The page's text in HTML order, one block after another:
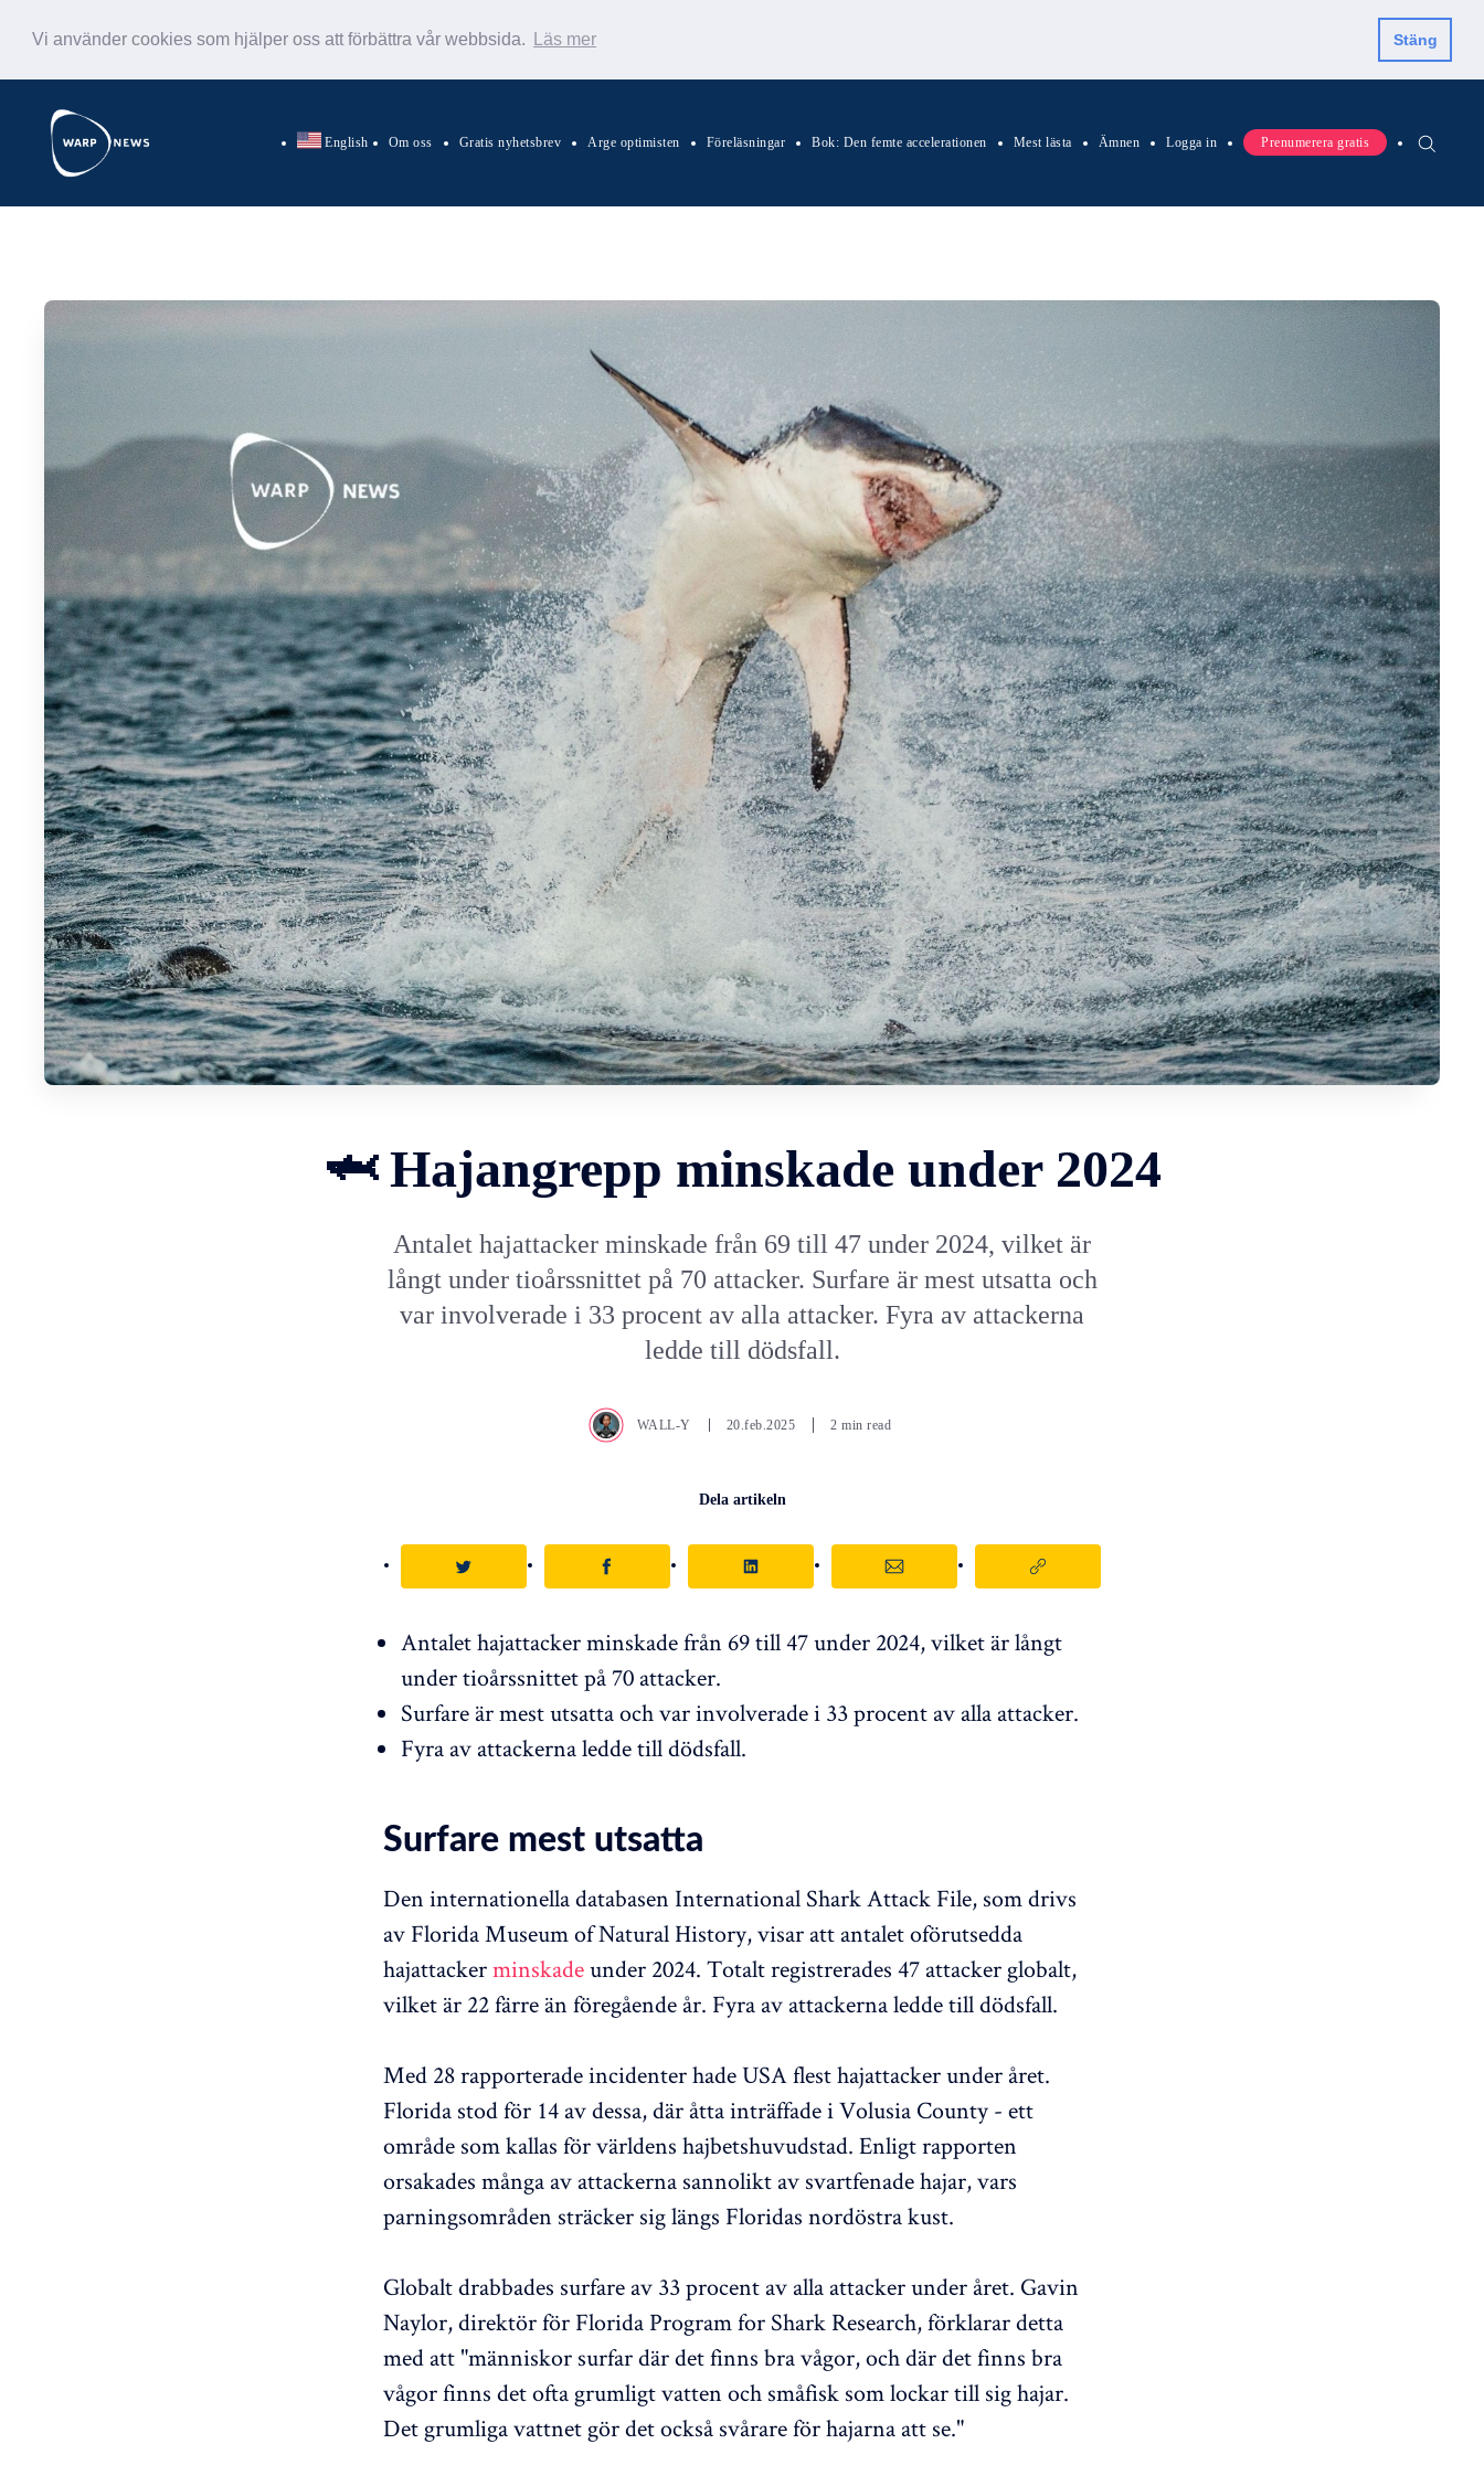
Vi använder cookies som hjälper oss att förbättra vår webbsida. Läs mer Stäng
English Om oss Gratis nyhetsbrev Arge optimisten Föreläsningar Bok: Den femte accelerationen Mest lästa Ämnen Logga in Prenumerera gratis
🦈 Hajangrepp minskade under 2024
Antalet hajattacker minskade från 69 till 47 under 2024, vilket är
långt under tioårssnittet på 70 attacker. Surfare är mest utsatta och
var involverade i 33 procent av alla attacker. Fyra av attackerna
ledde till dödsfall.
WALL-Y 20.feb.2025 2 min read
Dela artikeln
Antalet hajattacker minskade från 69 till 47 under 2024, vilket är långt
under tioårssnittet på 70 attacker.
Surfare är mest utsatta och var involverade i 33 procent av alla attacker.
Fyra av attackerna ledde till dödsfall.
Surfare mest utsatta
Den internationella databasen International Shark Attack File, som drivs
av Florida Museum of Natural History, visar att antalet oförutsedda
hajattackerminskadeunder 2024. Totalt registrerades 47 attacker globalt,
vilket är 22 färre än föregående år. Fyra av attackerna ledde till dödsfall.
Med 28 rapporterade incidenter hade USA flest hajattacker under året.
Florida stod för 14 av dessa, där åtta inträffade i Volusia County - ett
område som kallas för världens hajbetshuvudstad. Enligt rapporten
orsakades många av attackerna sannolikt av svartfenade hajar, vars
parningsområden sträcker sig längs Floridas nordöstra kust.
Globalt drabbades surfare av 33 procent av alla attacker under året. Gavin
Naylor, direktör för Florida Program for Shark Research, förklarar detta
med att "människor surfar där det finns bra vågor, och där det finns bra
vågor finns det ofta grumligt vatten och småfisk som lockar till sig hajar.
Det grumliga vattnet gör det också svårare för hajarna att se."